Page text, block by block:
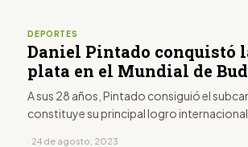
DEPORTES
Daniel Pintado conquistó
plata en el Mundial de
A sus 28 años, Pintado consiguió el
constituye su principal logro internacional
· 24 de agosto, 2023